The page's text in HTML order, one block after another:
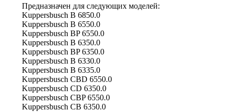
Предназначен для следующих моделей:
Kuppersbusch B 6850.0
Kuppersbusch B 6550.0
Kuppersbusch BP 6550.0
Kuppersbusch B 6350.0
Kuppersbusch BP 6350.0
Kuppersbusch B 6330.0
Kuppersbusch B 6335.0
Kuppersbusch CBD 6550.0
Kuppersbusch CD 6350.0
Kuppersbusch CBP 6550.0
Kuppersbusch CB 6350.0